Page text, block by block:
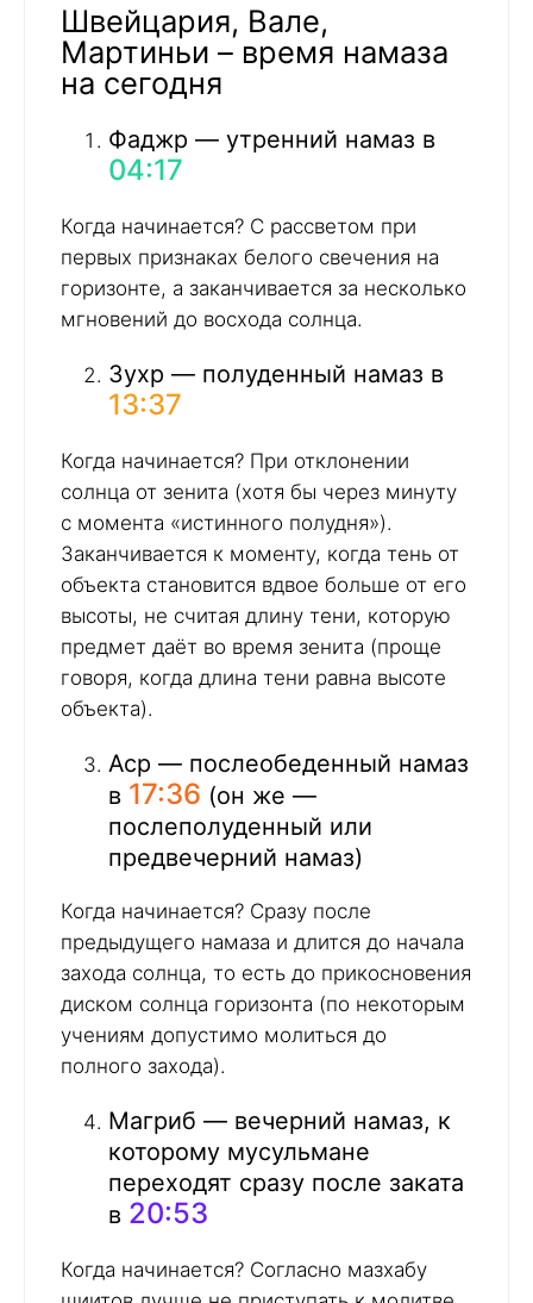
Швейцария, Вале,
Мартиньи – время намаза
на сегодня
Фаджр — утренний намаз в
04:17
Когда начинается? С рассветом при
первых признаках белого свечения на
горизонте, а заканчивается за несколько
мгновений до восхода солнца.
Зухр — полуденный намаз в
13:37
Когда начинается? При отклонении
солнца от зенита (хотя бы через минуту
с момента «истинного полудня»).
Заканчивается к моменту, когда тень от
объекта становится вдвое больше от его
высоты, не считая длину тени, которую
предмет даёт во время зенита (проще
говоря, когда длина тени равна высоте
объекта).
Аср — послеобеденный намаз
в 17:36 (он же —
послеполуденный или
предвечерний намаз)
Когда начинается? Сразу после
предыдущего намаза и длится до начала
захода солнца, то есть до прикосновения
диском солнца горизонта (по некоторым
учениям допустимо молиться до
полного захода).
Магриб — вечерний намаз, к
которому мусульмане
переходят сразу после заката
в 20:53
Когда начинается? Согласно мазхабу